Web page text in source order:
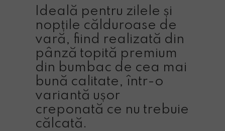
Ideală pentru zilele și
nopțile călduroase de
vară, fiind realizată din
pânză topită premium
din bumbac de cea mai
bună calitate, într-o
variantă ușor
creponată ce nu trebuie
călcată.